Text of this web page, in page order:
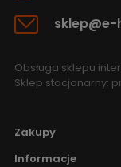
Obsługa sklepu
Sklep stacjonarny:
Zakupy
Informacje